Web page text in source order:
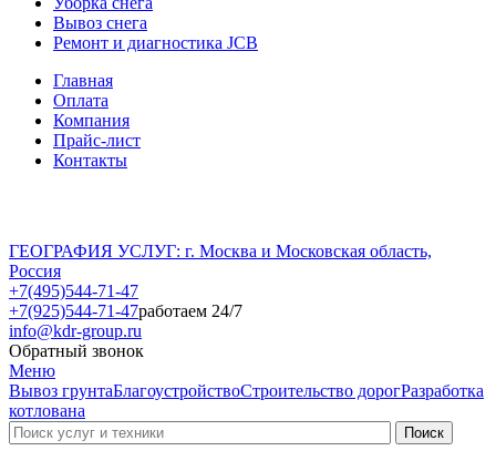
Вывоз снега
Ремонт и диагностика JCB
Главная
Оплата
Компания
Прайс-лист
Контакты
ГЕОГРАФИЯ УСЛУГ: г. Москва и Московская область,
Россия
+7(495)544-71-47
+7(925)544-71-47работаем 24/7
info@kdr-group.ru
Обратный звонок
Меню
Вывоз грунтаБлагоустройствоСтроительство дорогРазработка
котлована